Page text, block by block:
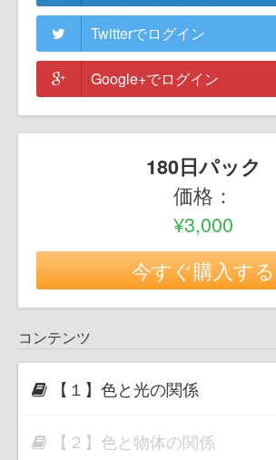
Twitterでログイン
Google+でログイン
180日パック
価格：
¥3,000
今すぐ購入する
コンテンツ
【１】色と光の関係
【２】色と物体の関係